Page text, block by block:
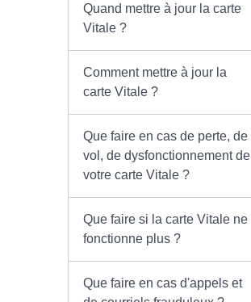
Quand mettre à jour la carte
Vitale ?
Comment mettre à jour la
carte Vitale ?
Que faire en cas de perte, de
vol, de dysfonctionnement de
votre carte Vitale ?
Que faire si la carte Vitale ne
fonctionne plus ?
Que faire en cas d'appels et